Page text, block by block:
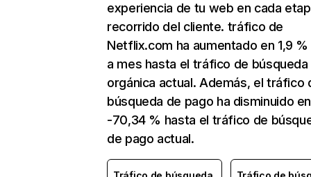
experiencia de tu web en cada
recorrido del cliente. tráfico de
Netflix.com ha aumentado en 1,9
a mes hasta el tráfico de búsqueda
orgánica actual. Además, el tráfico
búsqueda de pago ha disminuido en
-70,34 % hasta el tráfico de
de pago actual.